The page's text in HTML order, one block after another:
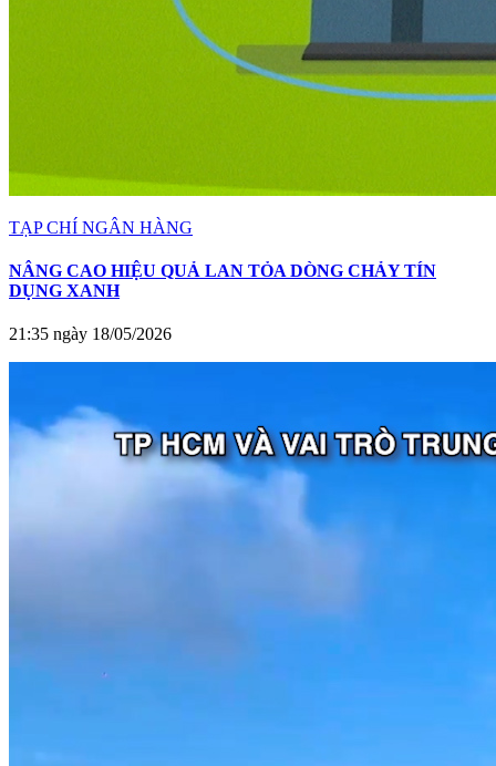
TẠP CHÍ NGÂN HÀNG
NÂNG CAO HIỆU QUẢ LAN TỎA DÒNG CHẢY TÍN
DỤNG XANH
21:35 ngày 18/05/2026